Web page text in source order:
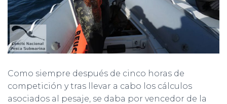
Como siempre después de cinco horas de
competición y tras llevar a cabo los cálculos
asociados al pesaje, se daba por vencedor de la